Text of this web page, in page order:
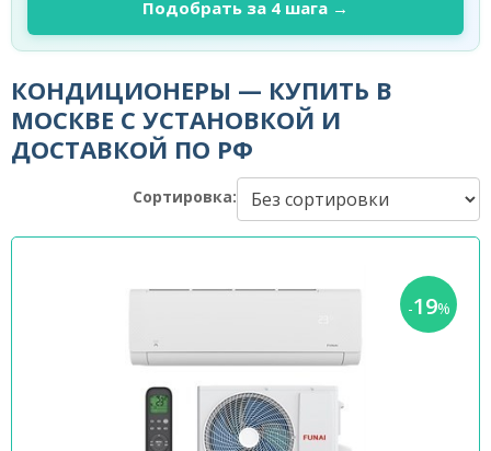
Подобрать за 4 шага →
КОНДИЦИОНЕРЫ — КУПИТЬ В
МОСКВЕ С УСТАНОВКОЙ И
ДОСТАВКОЙ ПО РФ
Сортировка:
-19%